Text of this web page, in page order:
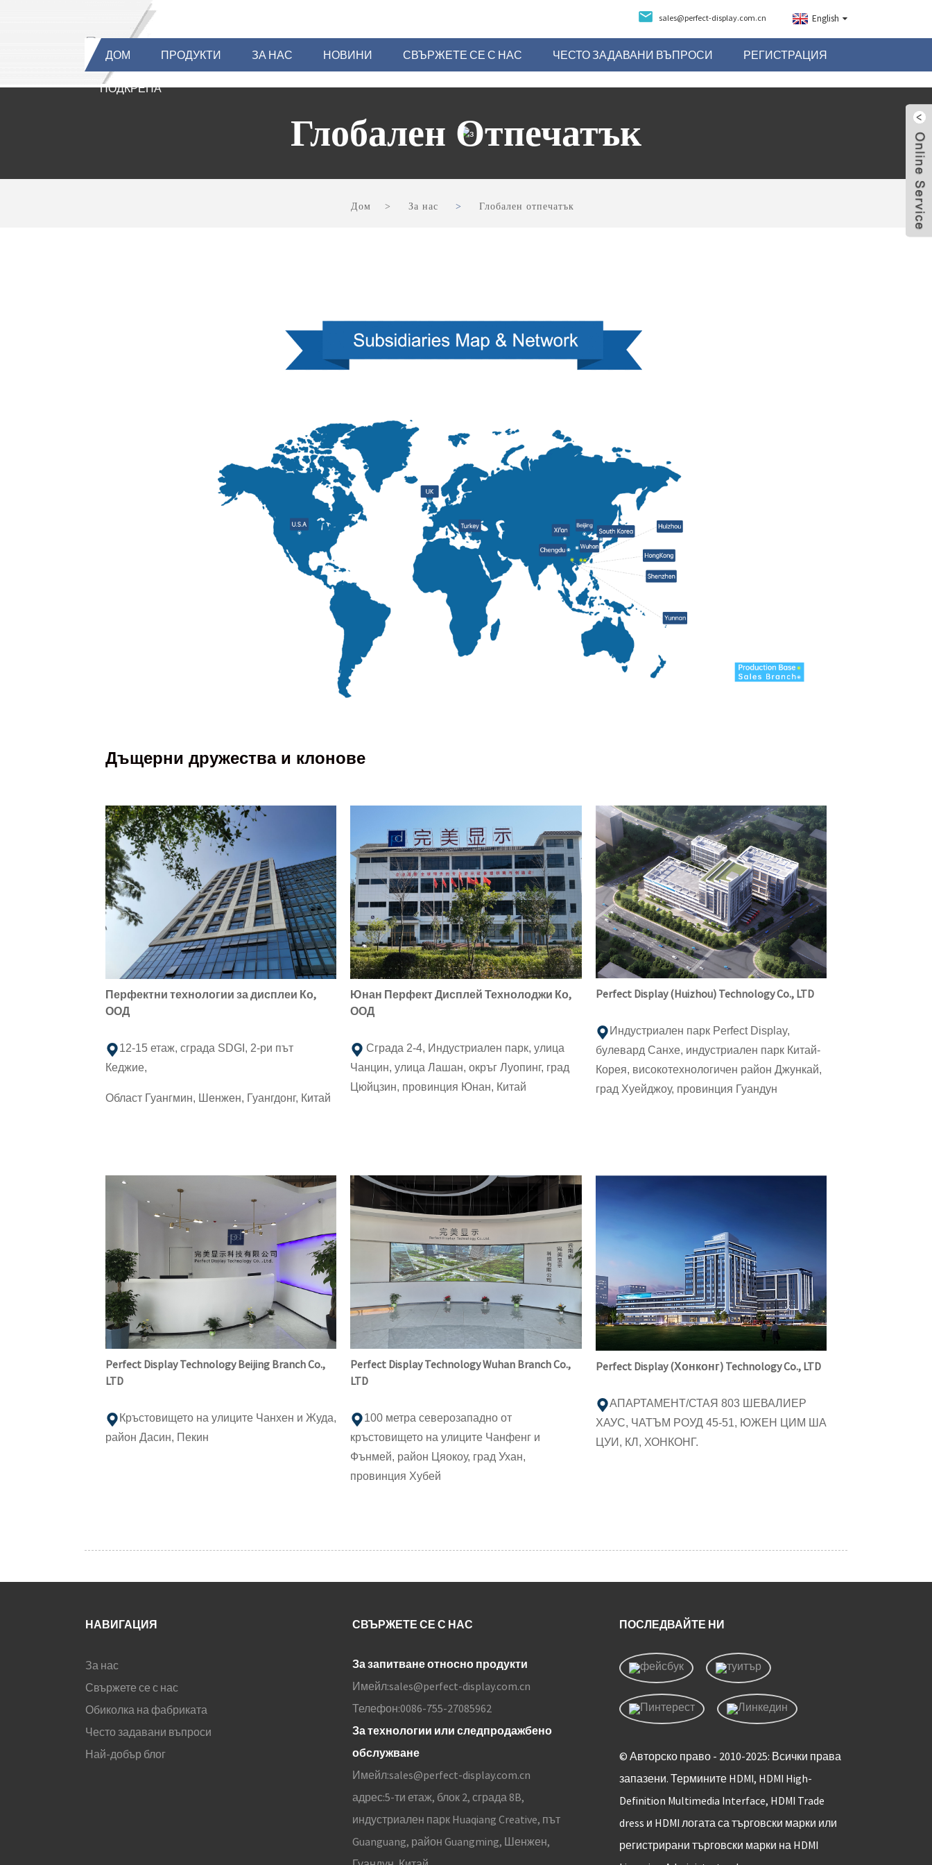
sales@perfect-display.com.cn English
ДОМ ПРОДУКТИ ЗА НАС НОВИНИ СВЪРЖЕТЕ СЕ С НАС ЧЕСТО ЗАДАВАНИ ВЪПРОСИ РЕГИСТРАЦИЯ
ПОДКРЕПА
Глобален Отпечатък
Дом За нас Глобален отпечатък
Дъщерни дружества и клонове
Перфектни технологии за дисплеи Ко,
ООД
12-15 етаж, сграда SDGI, 2-ри път
Кеджие,
Област Гуангмин, Шенжен, Гуангдонг, Китай
Юнан Перфект Дисплей Технолоджи Ко,
ООД
Сграда 2-4, Индустриален парк, улица
Чанцин, улица Лашан, окръг Луопинг, град
Цюйцзин, провинция Юнан, Китай
Perfect Display (Huizhou) Technology Co., LTD
Индустриален парк Perfect Display,
булевард Санхе, индустриален парк Китай-
Корея, високотехнологичен район Джункай,
град Хуейджоу, провинция Гуандун
Perfect Display Technology Beijing Branch Co.,
LTD
Кръстовището на улиците Чанхен и Жуда,
район Дасин, Пекин
Perfect Display Technology Wuhan Branch Co.,
LTD
100 метра северозападно от
кръстовището на улиците Чанфенг и
Фънмей, район Цяокоу, град Ухан,
провинция Хубей
Perfect Display (Хонконг) Technology Co., LTD
АПАРТАМЕНТ/СТАЯ 803 ШЕВАЛИЕР
ХАУС, ЧАТЪМ РОУД 45-51, ЮЖЕН ЦИМ ША
ЦУИ, КЛ, ХОНКОНГ.
НАВИГАЦИЯ
За нас
Свържете се с нас
Обиколка на фабриката
Често задавани въпроси
Най-добър блог
СВЪРЖЕТЕ СЕ С НАС
За запитване относно продукти
Имейл:sales@perfect-display.com.cn
Телефон:0086-755-27085962
За технологии или следпродажбено
обслужване
Имейл:sales@perfect-display.com.cn
адрес:5-ти етаж, блок 2, сграда 8B,
индустриален парк Huaqiang Creative, път
Guanguang, район Guangming, Шенжен,
ПОСЛЕДВАЙТЕ НИ
© Авторско право - 2010-2025: Всички права
запазени. Термините HDMI, HDMI High-
Definition Multimedia Interface, HDMI Trade
dress и HDMI логата са търговски марки или
регистрирани търговски марки на HDMI